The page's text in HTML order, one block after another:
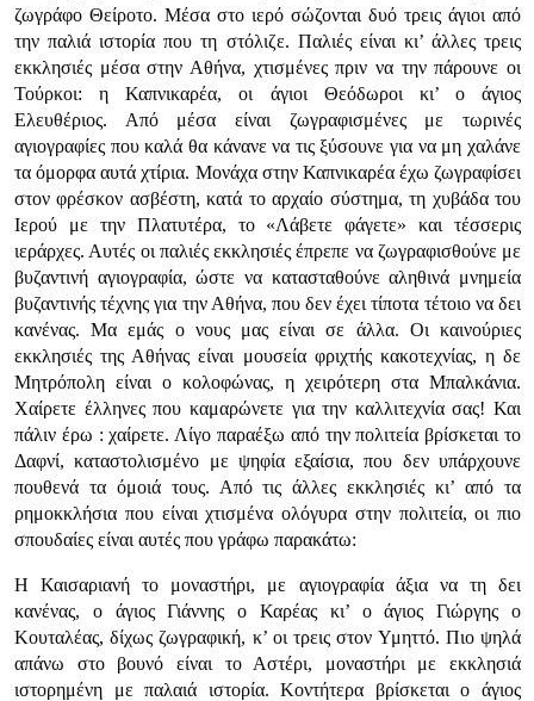
ζωγράφο Θείροτο. Μέσα στο ιερό σώζονται δυό τρεις άγιοι από
την παλιά ιστορία που τη στόλιζε. Παλιές είναι κι’ άλλες τρεις
εκκλησιές μέσα στην Αθήνα, χτισμένες πριν να την πάρουνε οι
Τούρκοι: η Καπνικαρέα, οι άγιοι Θεόδωροι κι’ ο άγιος
Ελευθέριος. Από μέσα είναι ζωγραφισμένες με τωρινές
αγιογραφίες που καλά θα κάνανε να τις ξύσουνε για να μη χαλάνε
τα όμορφα αυτά χτίρια. Μονάχα στην Καπνικαρέα έχω ζωγραφίσει
στον φρέσκον ασβέστη, κατά το αρχαίο σύστημα, τη χυβάδα του
Ιερού με την Πλατυτέρα, το «Λάβετε φάγετε» και τέσσερις
ιεράρχες. Αυτές οι παλιές εκκλησιές έπρεπε να ζωγραφισθούνε με
βυζαντινή αγιογραφία, ώστε να κατασταθούνε αληθινά μνημεία
βυζαντινής τέχνης για την Αθήνα, που δεν έχει τίποτα τέτοιο να δει
κανένας. Μα εμάς ο νους μας είναι σε άλλα. Οι καινούριες
εκκλησιές της Αθήνας είναι μουσεία φριχτής κακοτεχνίας, η δε
Μητρόπολη είναι ο κολοφώνας, η χειρότερη στα Μπαλκάνια.
Χαίρετε έλληνες που καμαρώνετε για την καλλιτεχνία σας! Και
πάλιν έρω : χαίρετε. Λίγο παραέξω από την πολιτεία βρίσκεται το
Δαφνί, καταστολισμένο με ψηφία εξαίσια, που δεν υπάρχουνε
πουθενά τα όμοιά τους. Από τις άλλες εκκλησιές κι’ από τα
ρημοκκλήσια που είναι χτισμένα ολόγυρα στην πολιτεία, οι πιο
σπουδαίες είναι αυτές που γράφω παρακάτω:
Η Καισαριανή το μοναστήρι, με αγιογραφία άξια να τη δει
κανένας, ο άγιος Γιάννης ο Καρέας κι’ ο άγιος Γιώργης ο
Κουταλέας, δίχως ζωγραφική, κ’ οι τρεις στον Υμηττό. Πιο ψηλά
απάνω στο βουνό είναι το Αστέρι, μοναστήρι με εκκλησιά
ιστορημένη με παλαιά ιστορία. Κοντήτερα βρίσκεται ο άγιος